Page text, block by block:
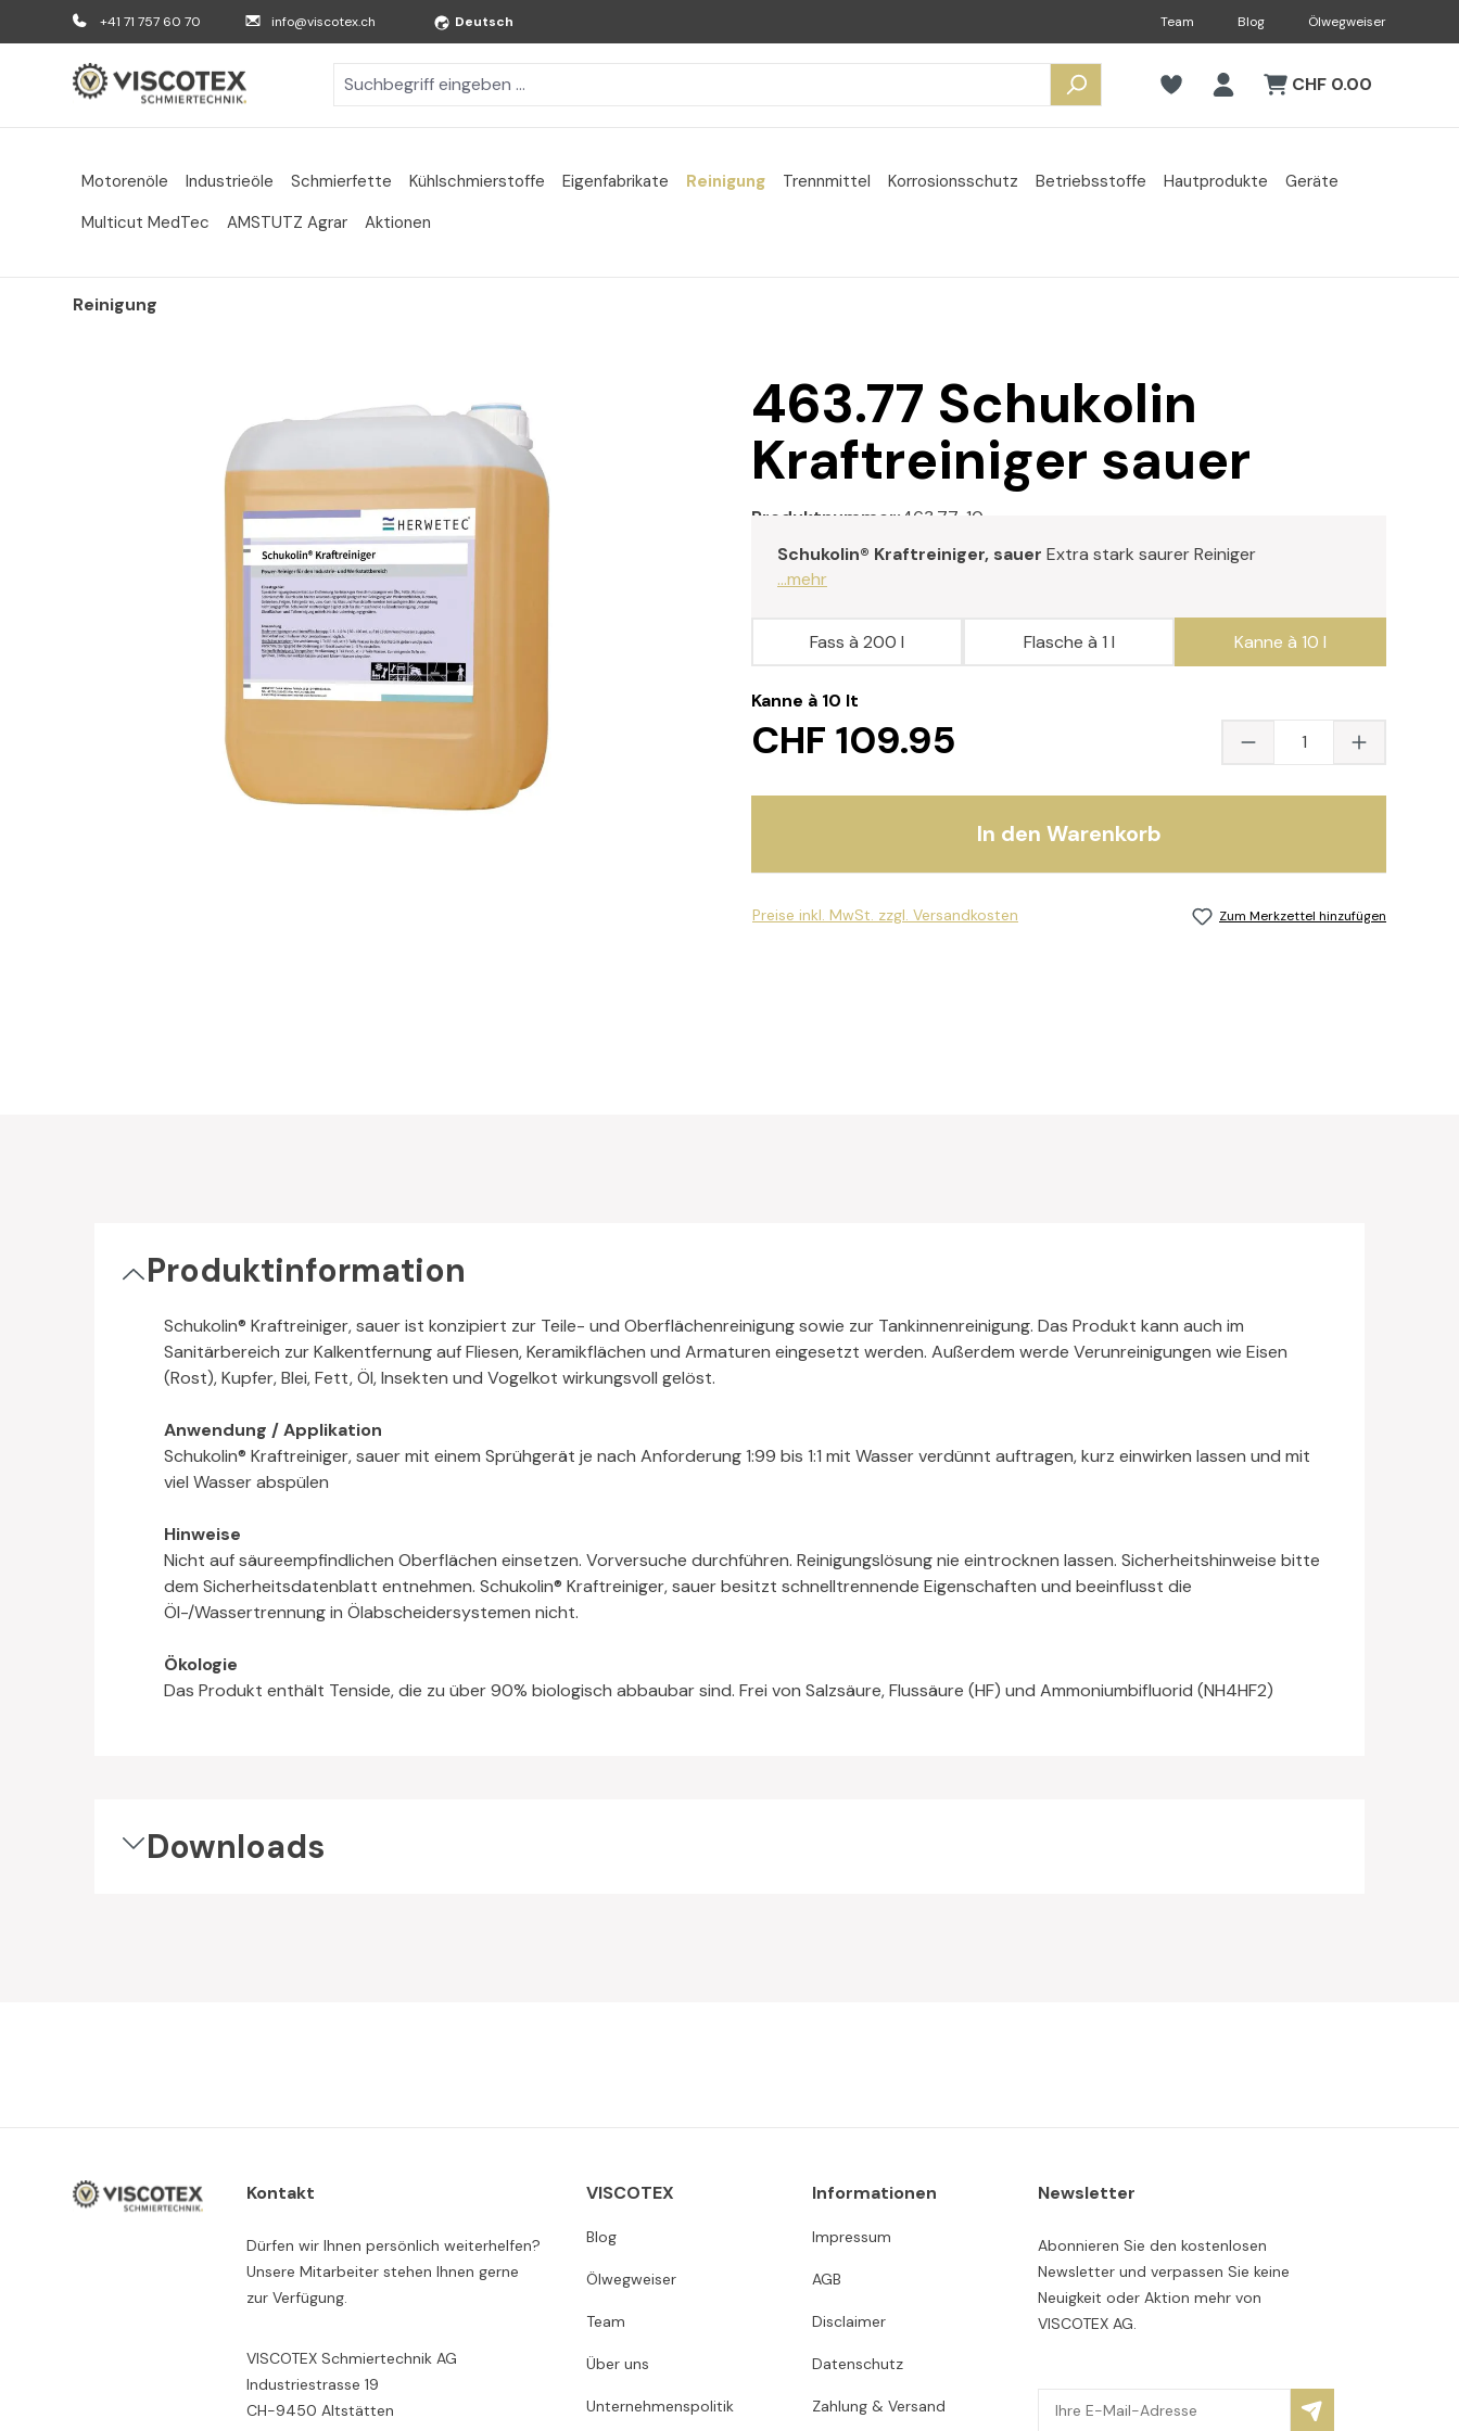
Hauptinhalt springen
Zur Suche springen
Zur Hauptnavigation springen
+41 71 757 60 70 info@viscotex.ch Deutsch Team Blog Ölwegweiser
CHF 0.00
Motorenöle Industrieöle Schmierfette Kühlschmierstoffe Eigenfabrikate Reinigung Trennmittel Korrosionsschutz Betriebsstoffe Hautprodukte
Geräte
Multicut MedTec
AMSTUTZ Agrar Aktionen
Reinigung
463.77 Schukolin
Kraftreiniger sauer
Produktnummer: 463.77-10
Schukolin® Kraftreiniger, sauer Extra stark saurer Reiniger
...mehr
Kanne à 10 lt
CHF 109.95
Fass à 200 l Flasche à 1 l Kanne à 10 l
Produkt Anzahl:
In den Warenkorb
Preise inkl. MwSt. zzgl. Versandkosten Zum Merkzettel hinzufügen
Produktinformation
Schukolin® Kraftreiniger, sauer ist konzipiert zur Teile- und Oberflächenreinigung sowie zur Tankinnenreinigung. Das Produkt kann auch im
Sanitärbereich zur Kalkentfernung auf Fliesen, Keramikflächen und Armaturen eingesetzt werden. Außerdem werde Verunreinigungen wie Eisen
(Rost), Kupfer, Blei, Fett, Öl, Insekten und Vogelkot wirkungsvoll gelöst.
Anwendung / Applikation
Schukolin® Kraftreiniger, sauer mit einem Sprühgerät je nach Anforderung 1:99 bis 1:1 mit Wasser verdünnt auftragen, kurz einwirken lassen und mit
viel Wasser abspülen
Hinweise
Nicht auf säureempfindlichen Oberflächen einsetzen. Vorversuche durchführen. Reinigungslösung nie eintrocknen lassen. Sicherheitshinweise bitte
dem Sicherheitsdatenblatt entnehmen. Schukolin® Kraftreiniger, sauer besitzt schnelltrennende Eigenschaften und beeinflusst die
Öl-/Wassertrennung in Ölabscheidersystemen nicht.
Ökologie
Das Produkt enthält Tenside, die zu über 90% biologisch abbaubar sind. Frei von Salzsäure, Flussäure (HF) und Ammoniumbifluorid (NH4HF2)
Downloads
Kontakt
Dürfen wir Ihnen persönlich weiterhelfen?
Unsere Mitarbeiter stehen Ihnen gerne
zur Verfügung.
VISCOTEX Schmiertechnik AG
Industriestrasse 19
CH-9450 Altstätten
VISCOTEX
Blog
Ölwegweiser
Team
Über uns
Unternehmenspolitik
Informationen
Impressum
AGB
Disclaimer
Datenschutz
Zahlung & Versand
Newsletter
Abonnieren Sie den kostenlosen
Newsletter und verpassen Sie keine
Neuigkeit oder Aktion mehr von
VISCOTEX AG.